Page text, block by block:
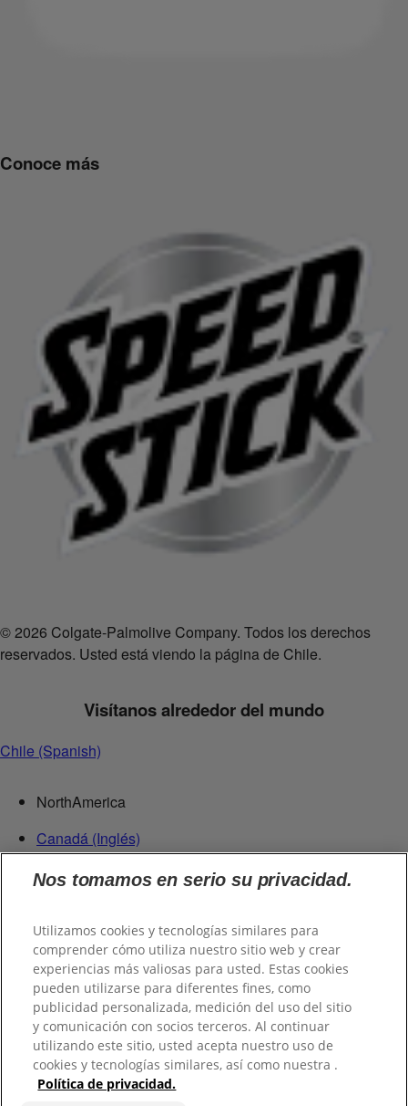
Conoce más
© 2026 Colgate-Palmolive Company. Todos los derechos
reservados. Usted está viendo la página de Chile.
Visítanos alrededor del mundo
Chile (Spanish)
NorthAmerica
Canadá (Inglés)
Canadá (Francés)
Estados Unidos
República Dominicana
Centroamérica
Guatemala
Suramérica
Chile
Colombia
Nos tomamos en serio su privacidad.
Utilizamos cookies y tecnologías similares para
comprender cómo utiliza nuestro sitio web y crear
experiencias más valiosas para usted. Estas cookies
pueden utilizarse para diferentes fines, como
publicidad personalizada, medición del uso del sitio
y comunicación con socios terceros. Al continuar
utilizando este sitio, usted acepta nuestro uso de
cookies y tecnologías similares, así como nuestra .
Política de privacidad.